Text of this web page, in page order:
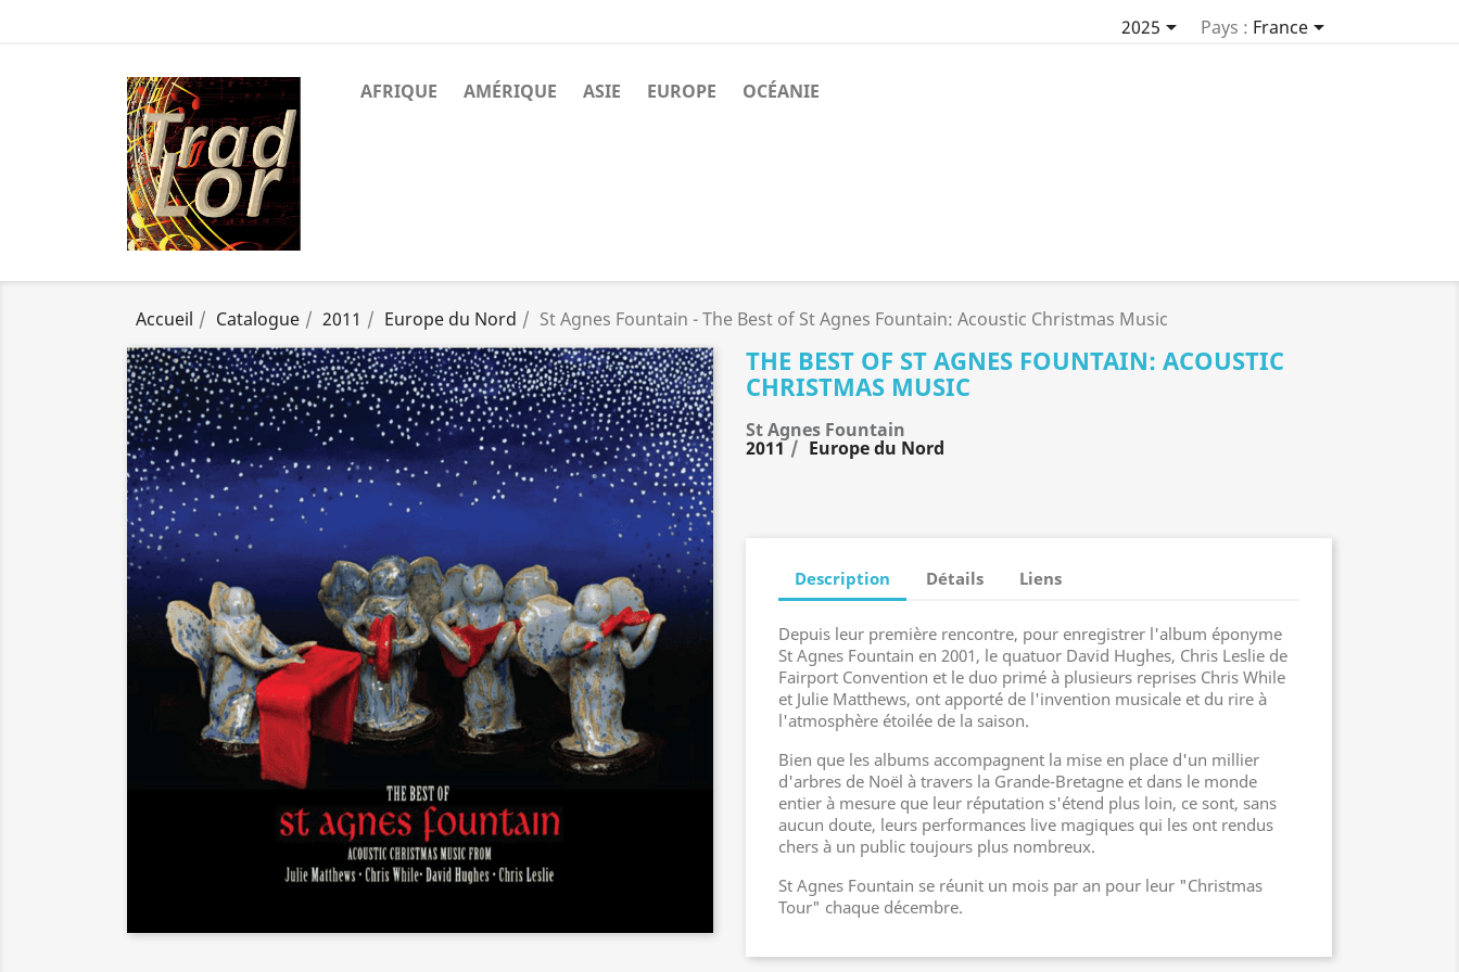
2025 Pays : France
AFRIQUE AMÉRIQUE ASIE EUROPE OCÉANIE
Accueil Catalogue 2011 Europe du Nord St Agnes Fountain - The Best of St Agnes Fountain: Acoustic Christmas Music
THE BEST OF ST AGNES FOUNTAIN: ACOUSTIC
CHRISTMAS MUSIC
St Agnes Fountain
2011 Europe du Nord
Description Détails Liens
Depuis leur première rencontre, pour enregistrer l'album éponyme
St Agnes Fountain en 2001, le quatuor David Hughes, Chris Leslie de
Fairport Convention et le duo primé à plusieurs reprises Chris While
et Julie Matthews, ont apporté de l'invention musicale et du rire à
l'atmosphère étoilée de la saison.
Bien que les albums accompagnent la mise en place d'un millier
d'arbres de Noël à travers la Grande-Bretagne et dans le monde
entier à mesure que leur réputation s'étend plus loin, ce sont, sans
aucun doute, leurs performances live magiques qui les ont rendus
chers à un public toujours plus nombreux.
St Agnes Fountain se réunit un mois par an pour leur "Christmas
Tour" chaque décembre.